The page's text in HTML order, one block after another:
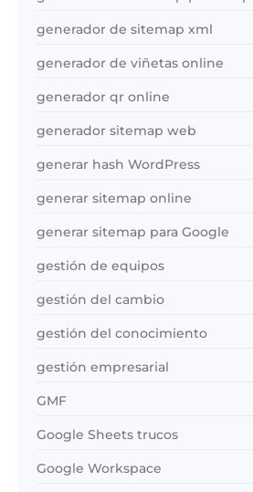
generador de sitemap xml
generador de viñetas online
generador qr online
generador sitemap web
generar hash WordPress
generar sitemap online
generar sitemap para Google
gestión de equipos
gestión del cambio
gestión del conocimiento
gestión empresarial
GMF
Google Sheets trucos
Google Workspace